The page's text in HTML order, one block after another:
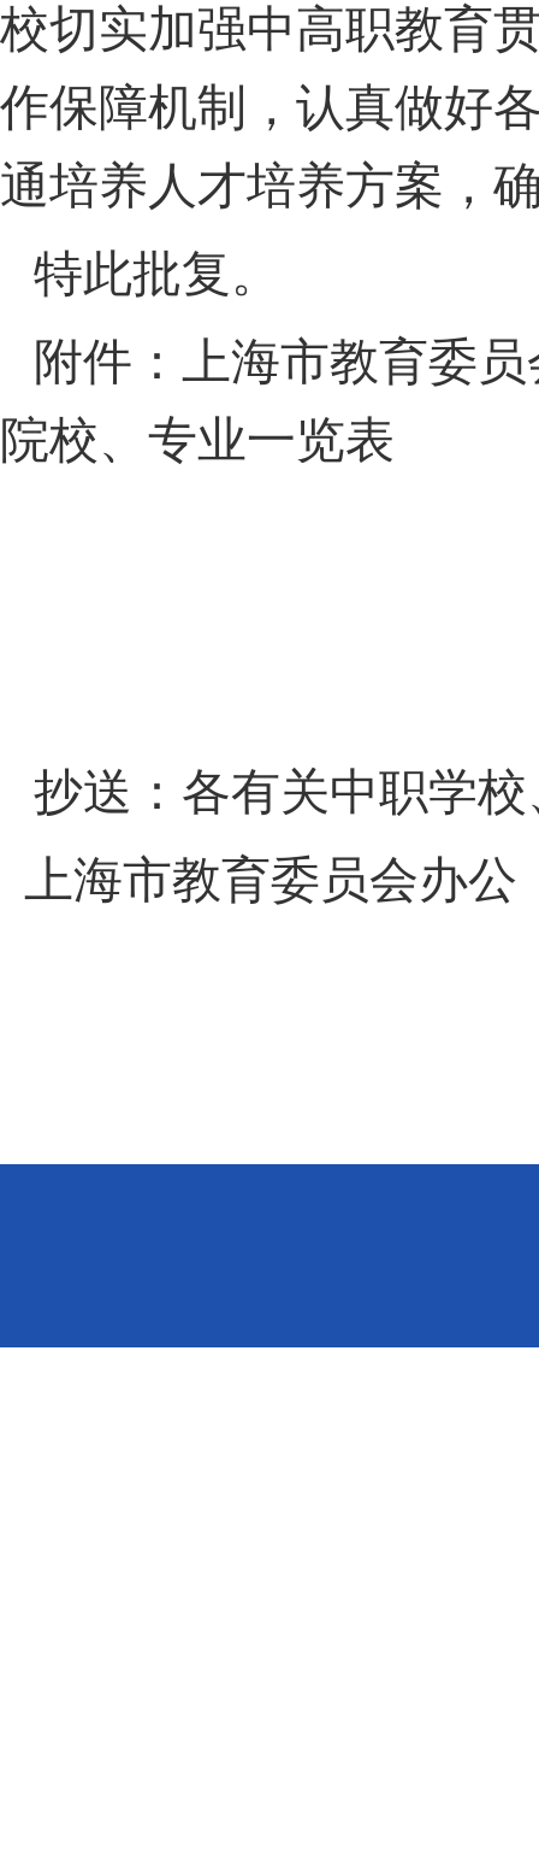
校切实加强中高职教育
作保障机制，认真做好
通培养人才培养方案，
特此批复。
附件：上海市教育委
院校、专业一览表
抄送：各有关中职学
上海市教育委员会办公